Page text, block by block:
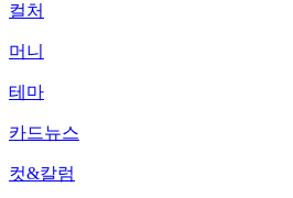
컬처
머니
테마
카드뉴스
컷&칼럼